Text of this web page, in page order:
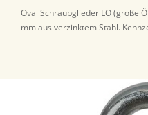
Oval Schraubglieder LO (große
mm aus verzinktem Stahl.